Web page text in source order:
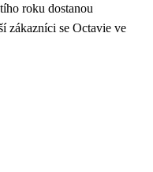
roku dostanou
zákazníci se Octavie ve